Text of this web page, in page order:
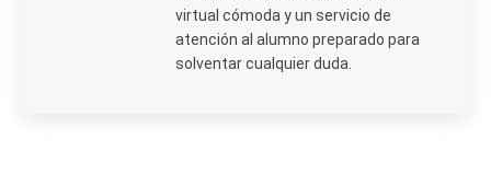
virtual cómoda y un servicio de
atención al alumno preparado para
solventar cualquier duda.